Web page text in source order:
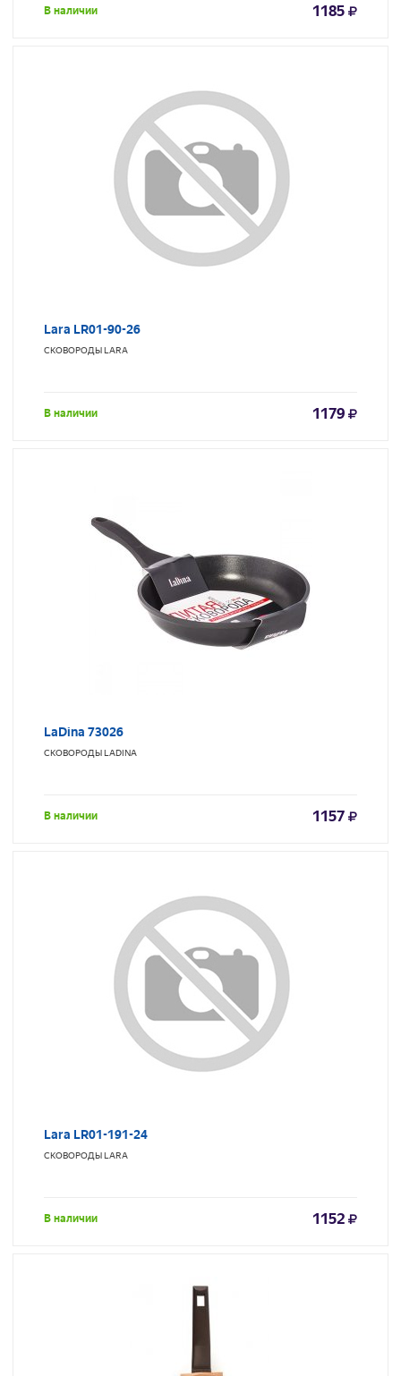
В наличии 1185
Lara LR01-90-26
СКОВОРОДЫLARA
В наличии 1179
LaDina 73026
СКОВОРОДЫLADINA
В наличии 1157
Lara LR01-191-24
СКОВОРОДЫLARA
В наличии 1152